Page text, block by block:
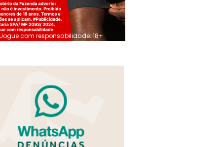
Jogue com responsabilidade. 18+